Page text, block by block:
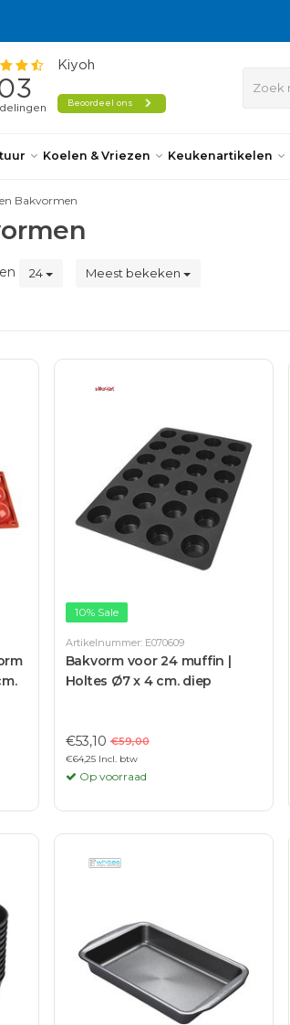
Koelen & Vriezen Keukenartikelen
Bakvormen
24 Meest bekeken
10% Sale
Artikelnummer: E070609
Bakvorm voor 24 muffin |
Holtes Ø7 x 4 cm. diep
€53,10 €59,00
€64,25 Incl. btw
Op voorraad